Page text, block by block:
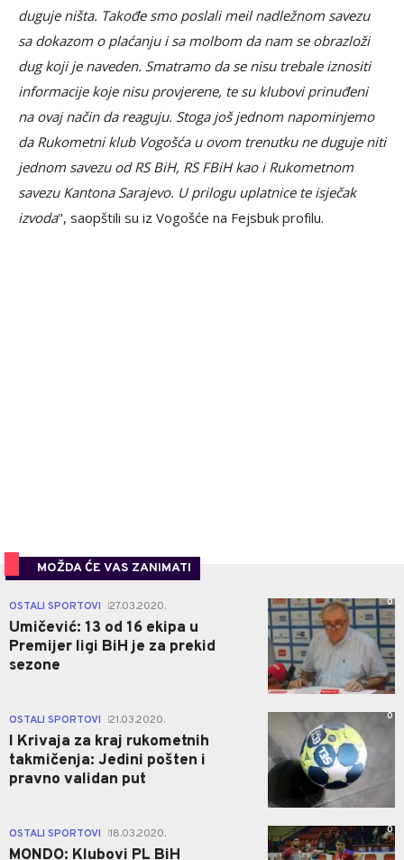
duguje ništa. Takođe smo poslali meil nadležnom savezu
sa dokazom o plaćanju i sa molbom da nam se obrazloži
dug koji je naveden. Smatramo da se nisu trebale iznositi
informacije koje nisu provjerene, te su klubovi prinuđeni
na ovaj način da reaguju. Stoga još jednom napominjemo
da Rukometni klub Vogošća u ovom trenutku ne duguje niti
jednom savezu od RS BiH, RS FBiH kao i Rukometnom
savezu Kantona Sarajevo. U prilogu uplatnice te isječak
izvoda", saopštili su iz Vogošće na Fejsbuk profilu.
MOŽDA ĆE VAS ZANIMATI
OSTALI SPORTOVI 27.03.2020.
Umičević: 13 od 16 ekipa u
Premijer ligi BiH je za prekid
sezone
0
OSTALI SPORTOVI 21.03.2020.
I Krivaja za kraj rukometnih
takmičenja: Jedini pošten i
pravno validan put
0
OSTALI SPORTOVI 18.03.2020.
MONDO: Klubovi PL BiH
0